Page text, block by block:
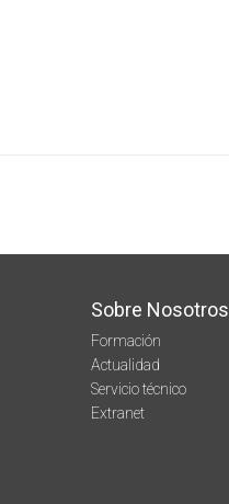
Sobre Nosotros
Formación
Actualidad
Servicio técnico
Extranet